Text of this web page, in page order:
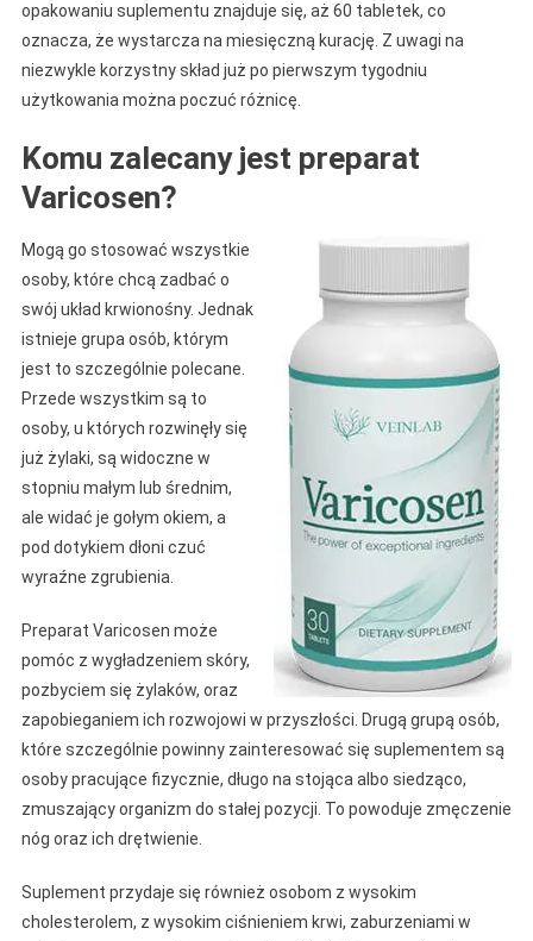
opakowaniu suplementu znajduje się, aż 60 tabletek, co
oznacza, że wystarcza na miesięczną kurację. Z uwagi na
niezwykle korzystny skład już po pierwszym tygodniu
użytkowania można poczuć różnicę.
Komu zalecany jest preparat
Varicosen?
Mogą go stosować wszystkie
osoby, które chcą zadbać o
swój układ krwionośny. Jednak
istnieje grupa osób, którym
jest to szczególnie polecane.
Przede wszystkim są to
osoby, u których rozwinęły się
już żylaki, są widoczne w
stopniu małym lub średnim,
ale widać je gołym okiem, a
pod dotykiem dłoni czuć
wyraźne zgrubienia.
Preparat Varicosen może
pomóc z wygładzeniem skóry,
pozbyciem się żylaków, oraz
zapobieganiem ich rozwojowi w przyszłości. Drugą grupą osób,
które szczególnie powinny zainteresować się suplementem są
osoby pracujące fizycznie, długo na stojąca albo siedząco,
zmuszający organizm do stałej pozycji. To powoduje zmęczenie
nóg oraz ich drętwienie.
Suplement przydaje się również osobom z wysokim
cholesterolem, z wysokim ciśnieniem krwi, zaburzeniami w